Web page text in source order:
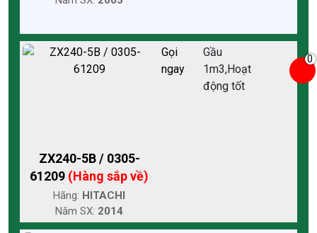
ZX240-5B / 0305-
61209 (Hàng sắp về)
Hãng: HITACHI
Năm SX: 2014
Gọi
ngay
Gầu
1m3,Hoạt
động tốt
0